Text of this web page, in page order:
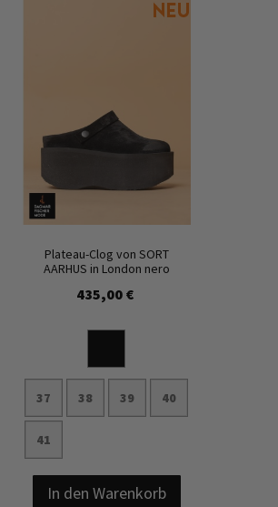
Plateau-Clog von SORT
AARHUS in London nero
435,00 €
37 38 39 40
41
In den Warenkorb